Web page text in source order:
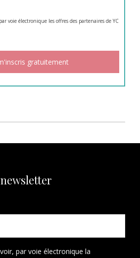
voie électronique les offres des partenaires de YC
par voie électronique la